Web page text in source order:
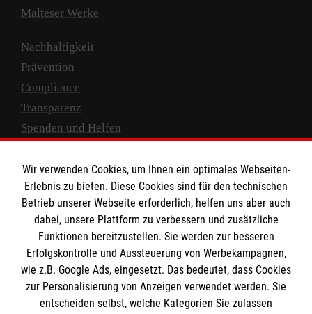
Malteser Werke
Nachhaltigkeit
Prävention
Compliance
Transparenz
Spenden und Helfen
Empfänger: Malteser Hilfsdienst e.V.
IBAN: DE10 3706 0120 1201 2000 12
BIC: GENODED 1PA7
Wir verwenden Cookies, um Ihnen ein optimales Webseiten-
Erlebnis zu bieten. Diese Cookies sind für den technischen
Betrieb unserer Webseite erforderlich, helfen uns aber auch
dabei, unsere Plattform zu verbessern und zusätzliche
Funktionen bereitzustellen. Sie werden zur besseren
Erfolgskontrolle und Aussteuerung von Werbekampagnen,
wie z.B. Google Ads, eingesetzt. Das bedeutet, dass Cookies
zur Personalisierung von Anzeigen verwendet werden. Sie
entscheiden selbst, welche Kategorien Sie zulassen